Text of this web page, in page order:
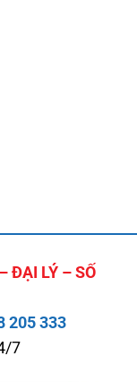
ĐẠI LÝ – SỐ
205 333
7